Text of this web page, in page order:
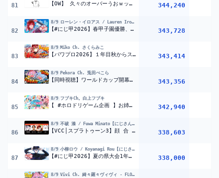
81 【OW】 久々のオーバーうおｗッチ 【 CRカップスクリム 】らい夏,うるか,うみng,ミホーク3 344,240
82
8/9 ローレン・イロアス / Lauren Iroas【にじさんじ】
【#にじ甲2026】春甲子園優勝、それしか見えない。【ローレン・イロアス/にじさんじ】 343,728
83
8/9 Miko Ch. さくらみこ
【パワプロ2026】１年目秋からスカウト＆春甲子園‼ 栄冠ナイン3年モードで新・桜咲高校はじめるぞおおおおおおおおおおおおお！！！【ホロライブ/さくらみこ】 343,414
84
8/9 Pekora Ch. 兎田ぺこら
【同時視聴】ワールドカップ開幕！サッカー日本代表 vs チュニジア戦 3Dでヴィヴィちゃんとみんなで応援！！ぺこ！【ホロライブ/兎田ぺこら】 343,356
85
8/9 フブキCh。白上フブキ
【 #ホロドリゲーム企画 】お姉さんVSお子さま！？ #ホロドリ エンジョイゲーム大会！！ 342,940
86
8/9 不破 湊 / Fuwa Minato【にじさんじ】
【VCC│スプラトゥーン3】顔 合 わ せ その2【不破湊/ボドカ/obo/柊ツルギ/にじさんじ】 338,603
87
8/9 小柳ロウ / Koyanagi Rou【にじさんじ】
【#にじ甲2026】夏の県大会1年目6月～【小柳ロウ/にじさんじ】 338,000
8/9 Vivi Ch. 綺々羅々ヴィヴィ - FLOW GLOW